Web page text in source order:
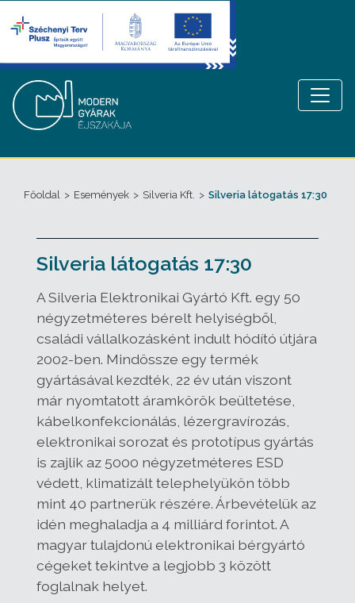
Főoldal > Események > Silveria Kft. > Silveria látogatás 17:30
Silveria látogatás 17:30
A Silveria Elektronikai Gyártó Kft. egy 50
négyzetméteres bérelt helyiségből,
családi vállalkozásként indult hódító útjára
2002-ben. Mindössze egy termék
gyártásával kezdték, 22 év után viszont
már nyomtatott áramkörök beültetése,
kábelkonfekcionálás, lézergravírozás,
elektronikai sorozat és prototípus gyártás
is zajlik az 5000 négyzetméteres ESD
védett, klimatizált telephelyükön több
mint 40 partnerük részére. Árbevételük az
idén meghaladja a 4 milliárd forintot. A
magyar tulajdonú elektronikai bérgyártó
cégeket tekintve a legjobb 3 között
foglalnak helyet.